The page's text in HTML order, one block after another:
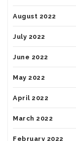
August 2022
July 2022
June 2022
May 2022
April 2022
March 2022
February 2022